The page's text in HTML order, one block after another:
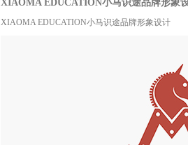
XIAOMA EDUCATION小马识途品牌形象
XIAOMA EDUCATION小马识途品牌形象设计